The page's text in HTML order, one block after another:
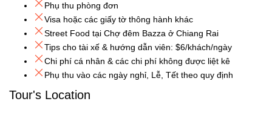
Phụ thu phòng đơn
Visa hoặc các giấy tờ thông hành khác
Street Food tại Chợ đêm Bazza ở Chiang Rai
Tips cho tài xế & hướng dẫn viên: $6/khách/ngày
Chi phí cá nhân & các chi phí không được liệt kê
Phụ thu vào các ngày nghỉ, Lễ, Tết theo quy định
Tour's Location